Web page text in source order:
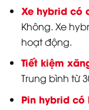
Xe hybrid có
Không. Xe
hoạt động.
Tiết kiệm
Trung bình từ
Pin hybrid có